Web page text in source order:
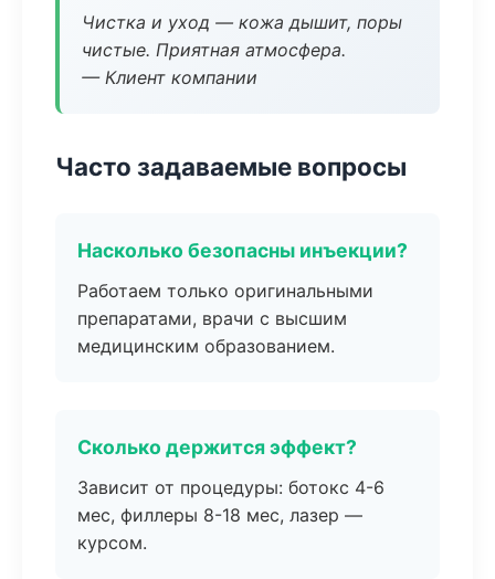
Чистка и уход — кожа дышит, поры
чистые. Приятная атмосфера.
— Клиент компании
Часто задаваемые вопросы
Насколько безопасны инъекции?
Работаем только оригинальными
препаратами, врачи с высшим
медицинским образованием.
Сколько держится эффект?
Зависит от процедуры: ботокс 4-6
мес, филлеры 8-18 мес, лазер —
курсом.